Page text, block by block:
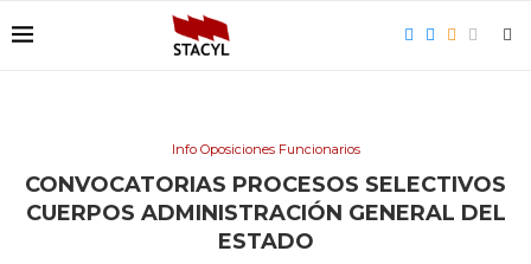
Info Oposiciones Funcionarios
CONVOCATORIAS PROCESOS SELECTIVOS
CUERPOS ADMINISTRACIÓN GENERAL DEL
ESTADO